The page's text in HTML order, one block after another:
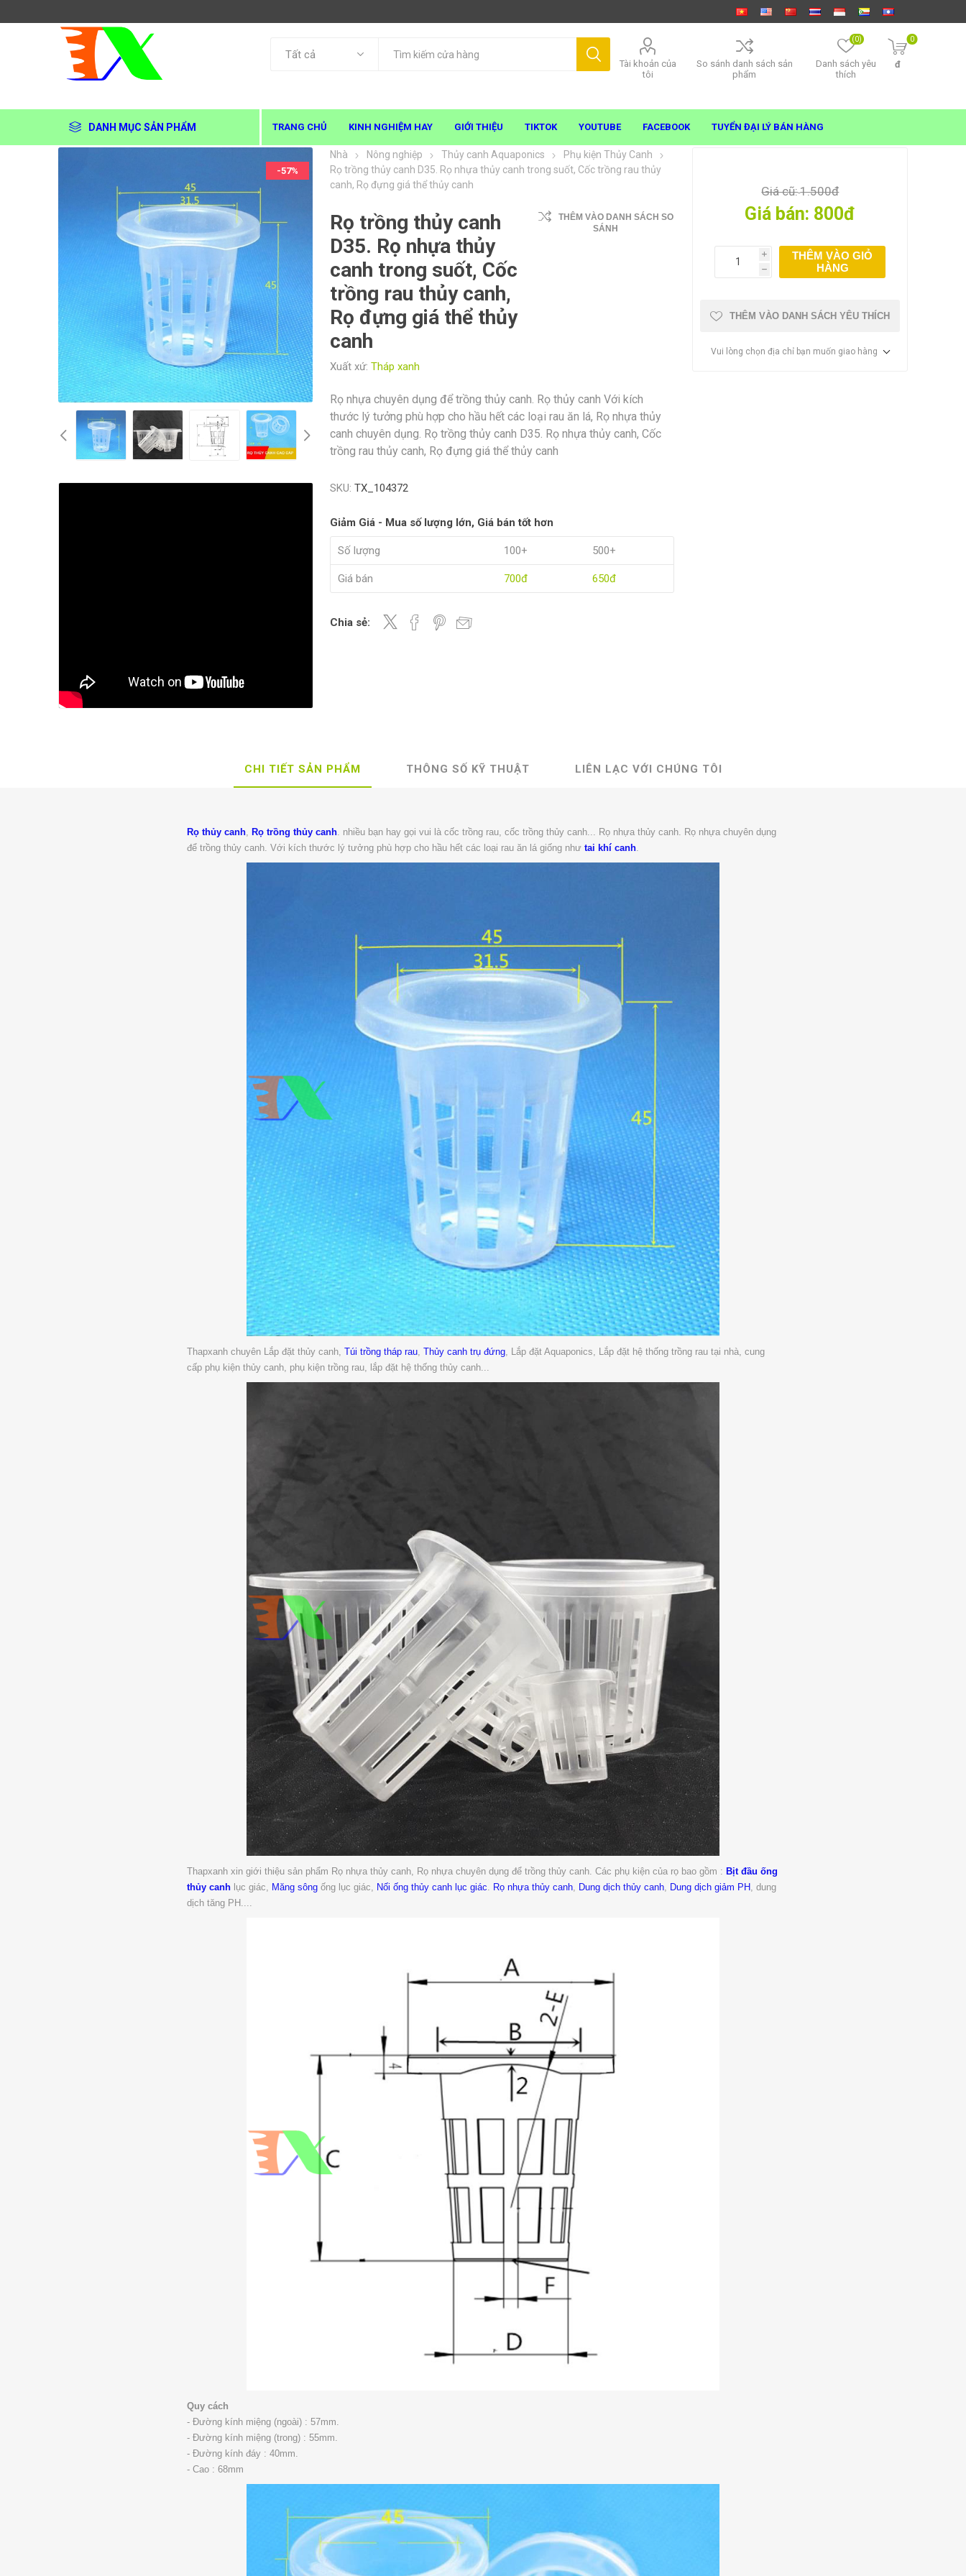
Tài khoản của
tôi
So sánh danh sách sản
phẩm
Danh sách yêu
thích
(0) 0
đ
DANH MỤC SẢN PHẨM TRANG CHỦ KINH NGHIỆM HAY GIỚI THIỆU TIKTOK YOUTUBE FACEBOOK TUYỂN ĐẠI LÝ BÁN HÀNG
-57%
Nhà Nông nghiệp Thủy canh Aquaponics
Phụ kiện Thủy Canh
Rọ trồng thủy canh D35. Rọ nhựa thủy canh trong suốt, Cốc trồng rau thủy
canh, Rọ đựng giá thể thủy canh
Rọ trồng thủy canh
D35. Rọ nhựa thủy
canh trong suốt, Cốc
trồng rau thủy canh,
Rọ đựng giá thể thủy
canh
Xuất xứ: Tháp xanh
THÊM VÀO DANH SÁCH SO
SÁNH
Rọ nhựa chuyên dụng để trồng thủy canh. Rọ thủy canh Với kích
thước lý tưởng phù hợp cho hầu hết các loại rau ăn lá, Rọ nhựa thủy
canh chuyên dụng. Rọ trồng thủy canh D35. Rọ nhựa thủy canh, Cốc
trồng rau thủy canh, Rọ đựng giá thể thủy canh
SKU: TX_104372
Giảm Giá - Mua số lượng lớn, Giá bán tốt hơn
Số lượng 100+ 500+
Giá bán 700đ 650đ
Chia sẻ:
Giá cũ:1.500đ
Giá bán: 800đ
i
h
THÊM VÀO GIỎ
HÀNG
THÊM VÀO DANH SÁCH YÊU THÍCH
Vui lòng chọn địa chỉ bạn muốn giao hàng
CHI TIẾT SẢN PHẨM THÔNG SỐ KỸ THUẬT LIÊN LẠC VỚI CHÚNG TÔI
Rọ thủy canh Rọ trồng thủy canh . nhiều bạn hay gọi vui là cốc trồng rau, cốc trồng thủy canh... Rọ nhựa thủy canh. Rọ nhựa chuyên dụng
để trồng thủy canh. Với kích thước lý tưởng phù hợp cho hầu hết các loại rau ăn lá giống nhưtai khí canh
Thapxanh chuyên Lắp đặt thủy canh,Túi trồng tháp rau Thủy canh trụ đứng , Lắp đặt Aquaponics, Lắp đặt hệ thống trồng rau tại nhà, cung
cấp phụ kiện thủy canh, phụ kiện trồng rau, lắp đặt hệ thống thủy canh...
Thapxanh xin giới thiệu sản phẩm Rọ nhựa thủy canh, Rọ nhựa chuyên dụng để trồng thủy canh.Các phụ kiện của rọ bao gồm :Bịt đầu ống
thủy canh lục giác, Măng sông ống lục giác, Nối ống thủy canh lục giác Rọ nhựa thủy canh Dung dịch thủy canh Dung dịch giảm PH , dung
dịch tăng PH....
Quy cách
- Đường kính miệng (ngoài) : 57mm.
- Đường kính miệng (trong) : 55mm.
- Đường kính đáy : 40mm.
- Cao : 68mm